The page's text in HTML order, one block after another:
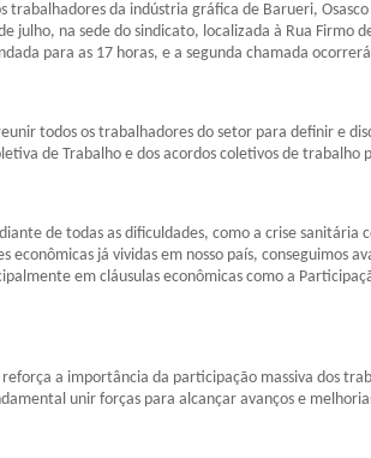
trabalhadores da indústria gráfica de Barueri,
julho, na sede do sindicato, localizada à Rua Firmo
para as 17 horas, e a segunda chamada
todos os trabalhadores do setor para definir e
de Trabalho e dos acordos coletivos de trabalho
de todas as dificuldades, como a crise sanitária
econômicas já vividas em nosso país, conseguimos
em cláusulas econômicas como a
a importância da participação massiva dos
unir forças para alcançar avanços e